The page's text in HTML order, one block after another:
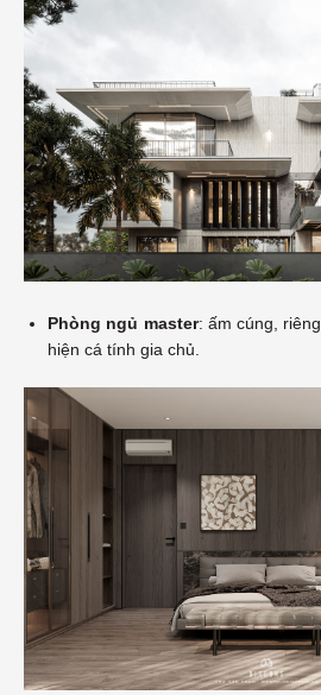
Phòng ngủ master: ấm cúng,
hiện cá tính gia chủ.